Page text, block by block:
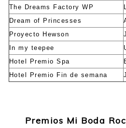
The Dreams Factory WP
Dream of Princesses
Proyecto Hewson
In my teepee
Hotel Premio Spa
Hotel Premio Fin de semana
Premios Mi Boda